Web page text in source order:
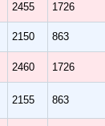
2455 1726
2150 863
2460 1726
2155 863